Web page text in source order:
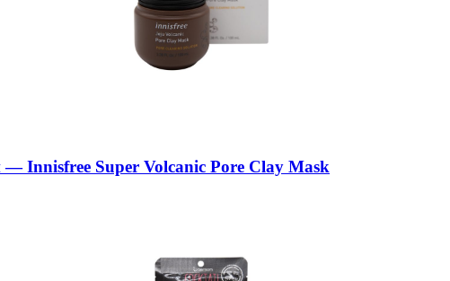
Innisfree Super Volcanic Pore Clay Mask